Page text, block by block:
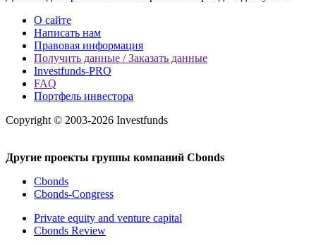
О сайте
Написать нам
Правовая информация
Получить данные / Заказать данные
Investfunds-PRO
FAQ
Портфель инвестора
Copyright © 2003-2026 Investfunds
Другие проекты группы компаний Cbonds
Cbonds
Cbonds-Congress
Private equity and venture capital
Cbonds Review